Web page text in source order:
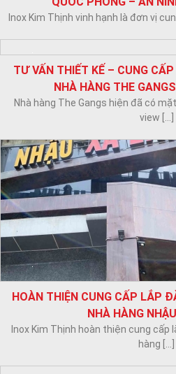
QUÂN
Inox Kim Thịnh cung cấp lắp đặt hệ
[...]
CUNG CẤP LẮP ĐẶT HỆ
Inox Kim Thịnh cung cấp lắp đặt hệ
[...]